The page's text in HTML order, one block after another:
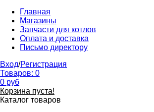
Главная
Магазины
Запчасти для котлов
Оплата и доставка
Письмо директору
Вход/Регистрация
Товаров: 0
0 руб
Корзина пуста!
Каталог товаров